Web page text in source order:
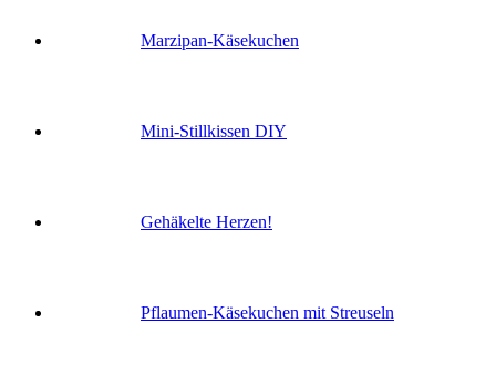
Marzipan-Käsekuchen
Mini-Stillkissen DIY
Gehäkelte Herzen!
Pflaumen-Käsekuchen mit Streuseln